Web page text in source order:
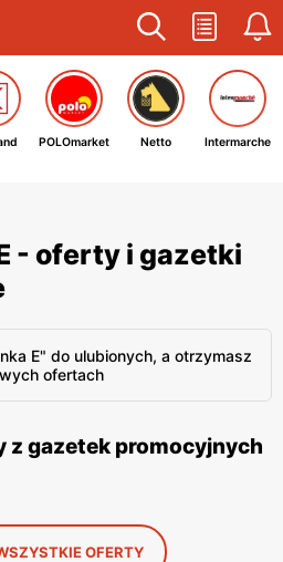
POLOmarket Netto Intermarche
- oferty i gazetki
E" do ulubionych, a otrzymasz
ofertach
z gazetek promocyjnych
OFERTY